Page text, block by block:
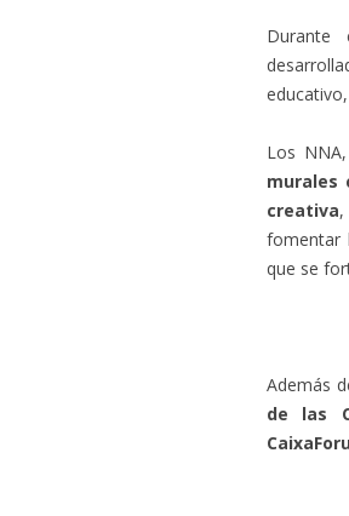
Durante
Los
murales
creativa
fomentar
que se
Además
de las